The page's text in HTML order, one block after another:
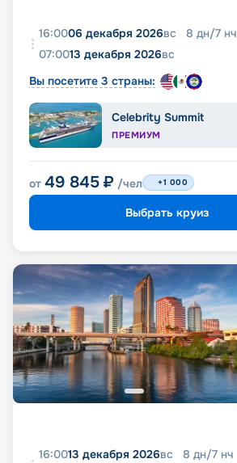
16:0006 декабря 2026вс 8 дн/7 нч
07:0013 декабря 2026вс
Вы посетите 3 страны:
Celebrity Summit
ПРЕМИУМ
от 49 845 ₽ /чел +1 000
Выбрать круиз
16:0013 декабря 2026вс 8 дн/7 нч